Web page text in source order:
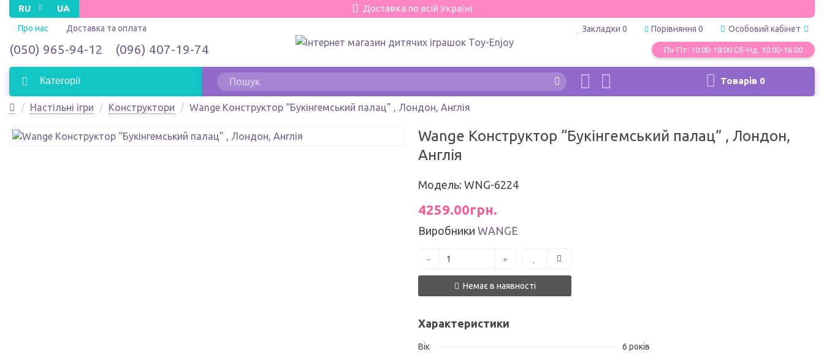
Доставка по всій Україні
RU UA
Про нас Доставка та оплата
(050) 965-94-12 (096) 407-19-74
Закладки 0 Порівняння 0 Особовий кабінет
Пн-Пт: 10:00-18:00 Сб-Нд: 10:00-16:00
Категорії Товарів 0
Настільні ігри Конструктори Wange Конструктор “Букінгемський палац” , Лондон, Англія
Wange Конструктор “Букінгемський палац” , Лондон,
Англія
Модель: WNG-6224
4259.00грн.
Виробники WANGE
Немає в наявності
Характеристики
Вік
6 років